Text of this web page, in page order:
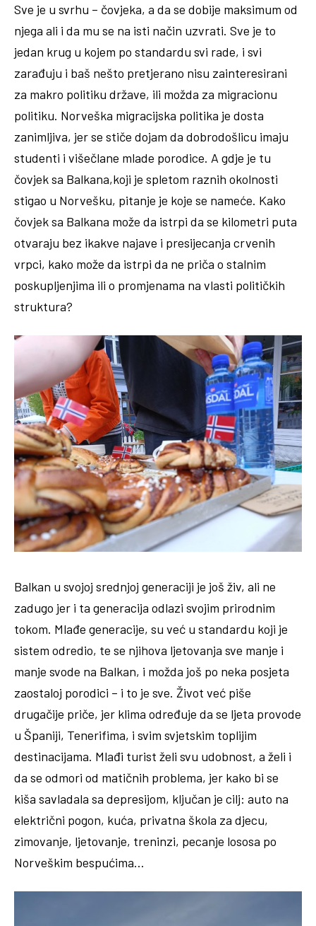
Sve je u svrhu – čovjeka, a da se dobije maksimum od
njega ali i da mu se na isti način uzvrati. Sve je to
jedan krug u kojem po standardu svi rade, i svi
zarađuju i baš nešto pretjerano nisu zainteresirani
za makro politiku države, ili možda za migracionu
politiku. Norveška migracijska politika je dosta
zanimljiva, jer se stiče dojam da dobrodošlicu imaju
studenti i višečlane mlade porodice. A gdje je tu
čovjek sa Balkana,koji je spletom raznih okolnosti
stigao u Norvešku, pitanje je koje se nameće. Kako
čovjek sa Balkana može da istrpi da se kilometri puta
otvaraju bez ikakve najave i presijecanja crvenih
vrpci, kako može da istrpi da ne priča o stalnim
poskupljenjima ili o promjenama na vlasti političkih
struktura?
Balkan u svojoj srednjoj generaciji je još živ, ali ne
zadugo jer i ta generacija odlazi svojim prirodnim
tokom. Mlađe generacije, su već u standardu koji je
sistem odredio, te se njihova ljetovanja sve manje i
manje svode na Balkan, i možda još po neka posjeta
zaostaloj porodici – i to je sve. Život već piše
drugačije priče, jer klima određuje da se ljeta provode
u Španiji, Tenerifima, i svim svjetskim toplijim
destinacijama. Mlađi turist želi svu udobnost, a želi i
da se odmori od matičnih problema, jer kako bi se
kiša savladala sa depresijom, ključan je cilj: auto na
električni pogon, kuća, privatna škola za djecu,
zimovanje, ljetovanje, treninzi, pecanje lososa po
Norveškim bespućima…